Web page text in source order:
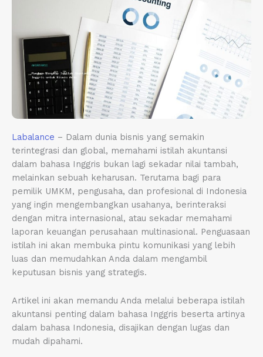
Labalance – Dalam dunia bisnis yang semakin
terintegrasi dan global, memahami istilah akuntansi
dalam bahasa Inggris bukan lagi sekadar nilai tambah,
melainkan sebuah keharusan. Terutama bagi para
pemilik UMKM, pengusaha, dan profesional di Indonesia
yang ingin mengembangkan usahanya, berinteraksi
dengan mitra internasional, atau sekadar memahami
laporan keuangan perusahaan multinasional. Penguasaan
istilah ini akan membuka pintu komunikasi yang lebih
luas dan memudahkan Anda dalam mengambil
keputusan bisnis yang strategis.
Artikel ini akan memandu Anda melalui beberapa istilah
akuntansi penting dalam bahasa Inggris beserta artinya
dalam bahasa Indonesia, disajikan dengan lugas dan
mudah dipahami.